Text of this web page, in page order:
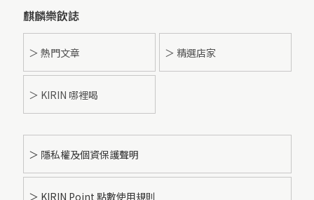
麒麟樂飲誌
＞ 熱門文章 ＞ 精選店家
＞ KIRIN 哪裡喝
＞ 隱私權及個資保護聲明
＞ KIRIN Point 點數使用規則